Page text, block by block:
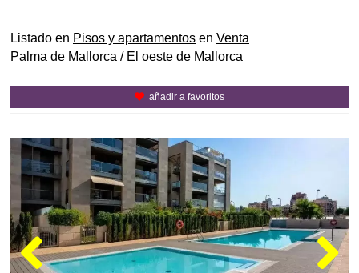
Listado en Pisos y apartamentos en Venta
Palma de Mallorca / El oeste de Mallorca
añadir a favoritos